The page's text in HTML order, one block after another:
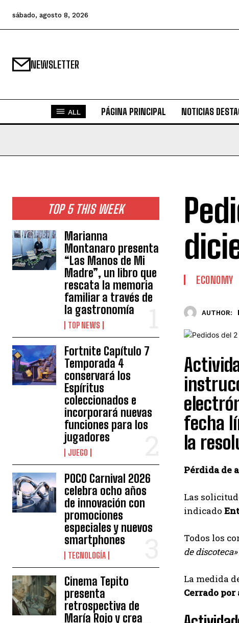
sábado, agosto 8, 2026
NEWSLETTER
ALL PÁGINA PRINCIPAL NOTICIAS
TOP 5 THIS WEEK
Marianna
Montanaro presenta
“Las Manos de Mi
Madre”, un libro que
rescata la memoria
familiar a través de
la gastronomía
TOP NEWS
Fortnite Capítulo 7
Temporada 4
conservará los
Espíritus
coleccionados e
incorporará nuevas
funciones para los
jugadores
JUEGO
POCO Carnival 2026
celebra ocho años
de innovación con
promociones
especiales y nuevos
smartphones
TECNOLOGÍA
Cinema Tepito
presenta
retrospectiva de
María Rojo y crea
ECONOMY
AUTHOR:
fecha
la
Pérdida de
Las
indicado
Todos los
de discoteca»
La medida
Cerrado por